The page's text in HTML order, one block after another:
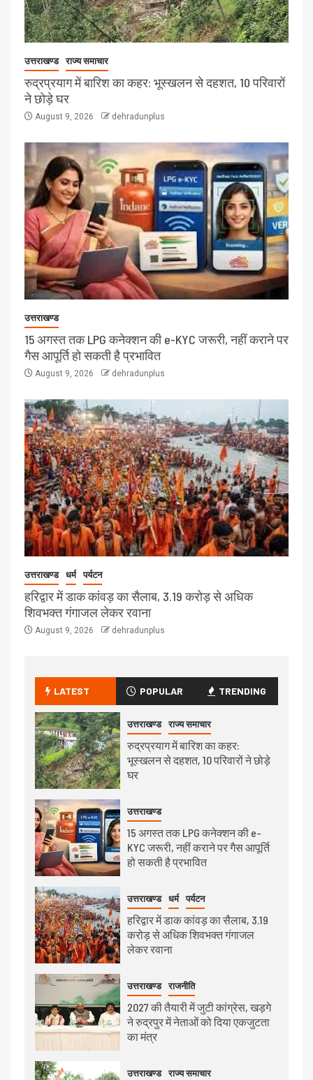
उत्तराखण्ड राज्य समाचार
रुद्रप्रयाग में बारिश का कहर: भूस्खलन से दहशत, 10 परिवारों
ने छोड़े घर
August 9, 2026 dehradunplus
उत्तराखण्ड
15 अगस्त तक LPG कनेक्शन की e-KYC जरूरी, नहीं कराने पर
गैस आपूर्ति हो सकती है प्रभावित
August 9, 2026 dehradunplus
उत्तराखण्ड धर्म पर्यटन
हरिद्वार में डाक कांवड़ का सैलाब, 3.19 करोड़ से अधिक
शिवभक्त गंगाजल लेकर रवाना
August 9, 2026 dehradunplus
LATEST POPULAR TRENDING
उत्तराखण्ड राज्य समाचार
रुद्रप्रयाग में बारिश का कहर:
भूस्खलन से दहशत, 10 परिवारों ने छोड़े
घर
उत्तराखण्ड
15 अगस्त तक LPG कनेक्शन की e-
KYC जरूरी, नहीं कराने पर गैस आपूर्ति
हो सकती है प्रभावित
उत्तराखण्ड धर्म पर्यटन
हरिद्वार में डाक कांवड़ का सैलाब, 3.19
करोड़ से अधिक शिवभक्त गंगाजल
लेकर रवाना
उत्तराखण्ड राजनीति
2027 की तैयारी में जुटी कांग्रेस, खड़गे
ने रुद्रपुर में नेताओं को दिया एकजुटता
का मंत्र
उत्तराखण्ड राज्य समाचार